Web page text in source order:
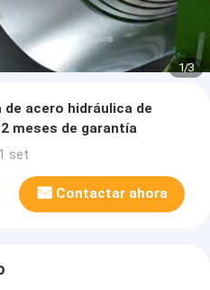
1/3
acero hidráulica de
meses de garantía
set
Contactar ahora